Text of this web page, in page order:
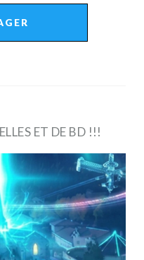
ET DE BD !!!